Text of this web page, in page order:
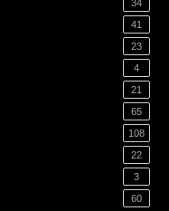
34
41
23
4
21
65
108
22
3
60